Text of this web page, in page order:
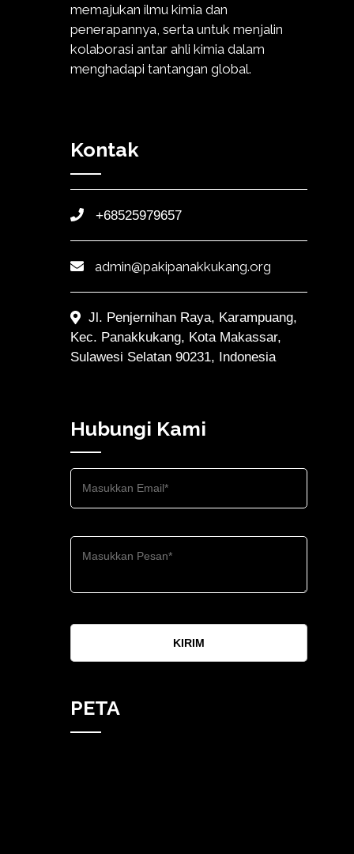
memajukan ilmu kimia dan
penerapannya, serta untuk menjalin
kolaborasi antar ahli kimia dalam
menghadapi tantangan global.
Kontak
+68525979657
admin@pakipanakkukang.org
Jl. Penjernihan Raya, Karampuang,
Kec. Panakkukang, Kota Makassar,
Sulawesi Selatan 90231, Indonesia
Hubungi Kami
KIRIM
PETA